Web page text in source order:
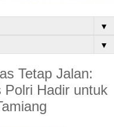
▼
▼
Tetap Jalan:
Polri Hadir untuk